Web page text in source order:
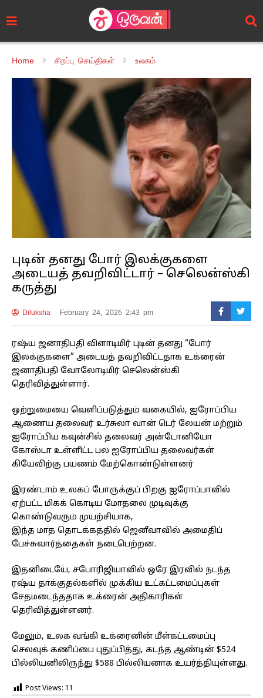
Home சிறப்பு செய்திகள் உலகம்
புடின் தனது போர் இலக்குகளை
அடையத் தவறிவிட்டார் – செலென்ஸ்கி
கருத்து
Diluksha February 24, 2026 2:43 pm
ரஷ்ய ஜனாதிபதி விளாடிமிர் புடின் தனது “போர்
இலக்குகளை” அடையத் தவறிவிட்டதாக உக்ரைன்
ஜனாதிபதி வோலோடிமிர் செலென்ஸ்கி
தெரிவித்துள்ளார்.
ஒற்றுமையை வெளிப்படுத்தும் வகையில், ஐரோப்பிய
ஆணைய தலைவர் உர்சுலா வான் டெர் லேயன் மற்றும்
ஐரோப்பிய கவுன்சில் தலைவர் அன்டோனியோ
கோஸ்டா உள்ளிட்ட பல ஐரோப்பிய தலைவர்கள்
கியேவிற்கு பயணம் மேற்கொண்டுள்ளனர்
இரண்டாம் உலகப் போருக்குப் பிறகு ஐரோப்பாவில்
ஏற்பட்ட மிகக் கொடிய மோதலை முடிவுக்கு
கொண்டுவரும் முயற்சியாக,
இந்த மாத தொடக்கத்தில் ஜெனீவாவில் அமைதிப்
பேச்சுவார்த்தைகள் நடைபெற்றன.
இதனிடையே, சபோரிஜியாவில் ஒரே இரவில் நடந்த
ரஷ்ய தாக்குதல்களில் முக்கிய உட்கட்டமைப்புகள்
சேதமடைந்ததாக உக்ரைன் அதிகாரிகள்
தெரிவித்துள்ளனர்.
மேலும், உலக வங்கி உக்ரைனின் மீள்கட்டமைப்பு
செலவுக் கணிப்பை புதுப்பித்து, கடந்த ஆண்டின் $524
பில்லியனிலிருந்து $588 பில்லியனாக உயர்த்தியுள்ளது.
Post Views: 11